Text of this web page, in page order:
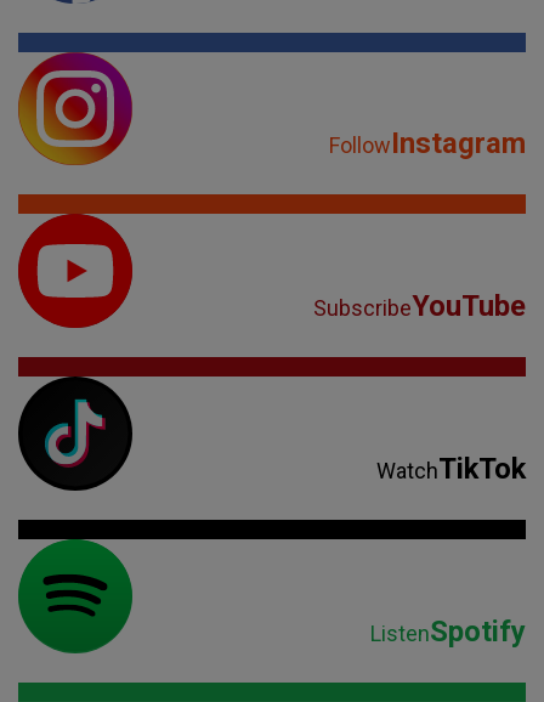
FollowInstagram
SubscribeYouTube
WatchTikTok
ListenSpotify